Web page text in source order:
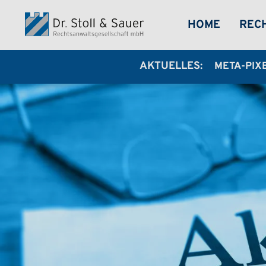
Direkt zum Inhalt
HOME
AKTUELLES: META-